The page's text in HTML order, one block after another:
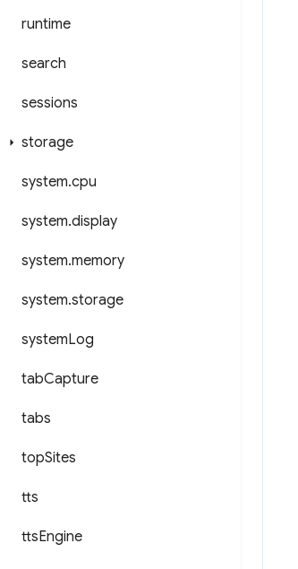
runtime
search
sessions
storage
system.cpu
system.display
system.memory
system.storage
systemLog
tabCapture
tabs
topSites
tts
ttsEngine